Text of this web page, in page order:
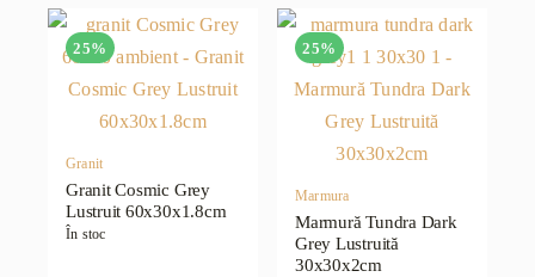
25%
Granit
Granit Cosmic Grey
Lustruit 60x30x1.8cm
În stoc
25%
Marmura
Marmură Tundra Dark
Grey Lustruită
30x30x2cm